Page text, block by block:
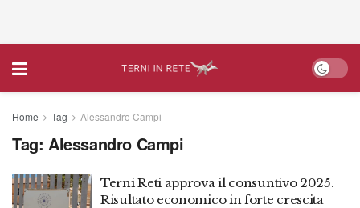
Home Tag Alessandro Campi
Tag: Alessandro Campi
Terni Reti approva il consuntivo 2025.
Risultato economico in forte crescita